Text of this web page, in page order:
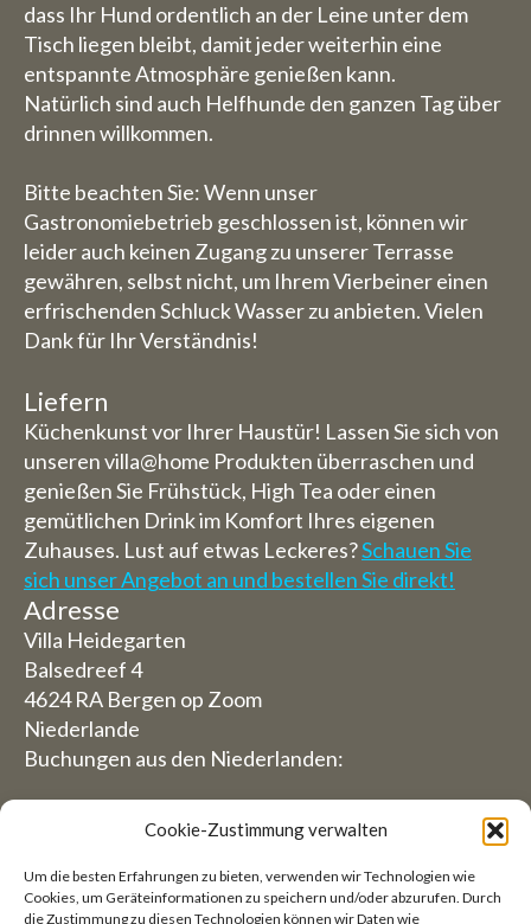
Cookie-Zustimmung verwalten
Um die besten Erfahrungen zu bieten, verwenden wir Technologien wie
Cookies, um Geräteinformationen zu speichern und/oder abzurufen. Durch
die Zustimmung zu diesen Technologien können wir Daten wie
dass Ihr Hund ordentlich an der Leine unter dem
Tisch liegen bleibt, damit jeder weiterhin eine
entspannte Atmosphäre genießen kann.
Natürlich sind auch Helfhunde den ganzen Tag über
drinnen willkommen.
Bitte beachten Sie: Wenn unser
Gastronomiebetrieb geschlossen ist, können wir
leider auch keinen Zugang zu unserer Terrasse
gewähren, selbst nicht, um Ihrem Vierbeiner einen
erfrischenden Schluck Wasser zu anbieten. Vielen
Dank für Ihr Verständnis!
Liefern
Küchenkunst vor Ihrer Haustür! Lassen Sie sich von
unseren villa@home Produkten überraschen und
genießen Sie Frühstück, High Tea oder einen
gemütlichen Drink im Komfort Ihres eigenen
Zuhauses. Lust auf etwas Leckeres?Schauen Sie
sich unser Angebot an und bestellen Sie direkt!
Adresse
Villa Heidegarten
Balsedreef 4
4624 RA Bergen op Zoom
Niederlande
Buchungen aus den Niederlanden:
der Niederlande)